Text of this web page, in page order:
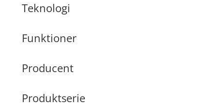
Teknologi
Funktioner
Producent
Produktserie